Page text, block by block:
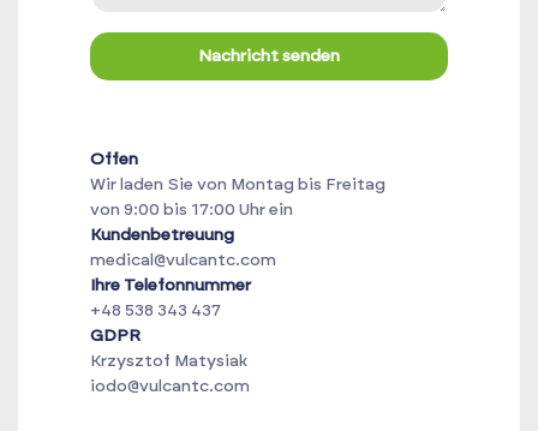
Nachricht senden
Offen
Wir laden Sie von Montag bis Freitag
von 9:00 bis 17:00 Uhr ein
Kundenbetreuung
medical@vulcantc.com
Ihre Telefonnummer
+48 538 343 437
GDPR
Krzysztof Matysiak
iodo@vulcantc.com